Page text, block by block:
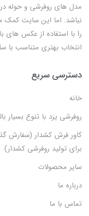
مدل های روفرشی و حوله
نباشد. اما این سایت کمک
را با استفاده از عکس های
انتخاب بهتری متناسب با
دسترسی سریع
خانه
روفرشی یزد با تنوع بسیار
کاور فرش کشدار (سفارش
برای تولید روفرشی کشدار)
سایر محصولات
درباره ما
تماس با ما